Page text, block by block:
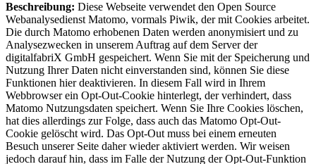
Beschreibung: Diese Webseite verwendet den Open Source
Webanalysedienst Matomo, vormals Piwik, der mit Cookies arbeitet.
Die durch Matomo erhobenen Daten werden anonymisiert und zu
Analysezwecken in unserem Auftrag auf dem Server der
digitalfabriX GmbH gespeichert. Wenn Sie mit der Speicherung und
Nutzung Ihrer Daten nicht einverstanden sind, können Sie diese
Funktionen hier deaktivieren. In diesem Fall wird in Ihrem
Webbrowser ein Opt-Out-Cookie hinterlegt, der verhindert, dass
Matomo Nutzungsdaten speichert. Wenn Sie Ihre Cookies löschen,
hat dies allerdings zur Folge, dass auch das Matomo Opt-Out-
Cookie gelöscht wird. Das Opt-Out muss bei einem erneuten
Besuch unserer Seite daher wieder aktiviert werden. Wir weisen
jedoch darauf hin, dass im Falle der Nutzung der Opt-Out-Funktion